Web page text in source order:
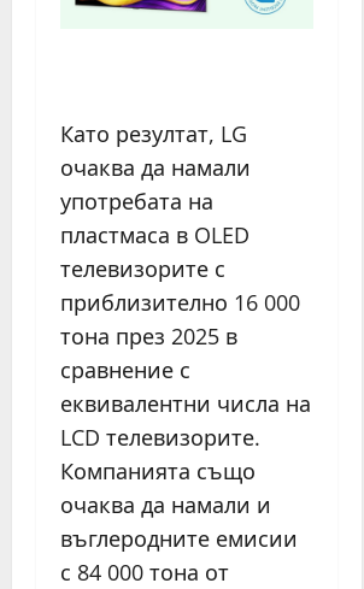
Като резултат, LG
очаква да намали
употребата на
пластмаса в OLED
телевизорите с
приблизително 16 000
тона през 2025 в
сравнение с
еквивалентни числа на
LCD телевизорите.
Компанията също
очаква да намали и
въглеродните емисии
с 84 000 тона от